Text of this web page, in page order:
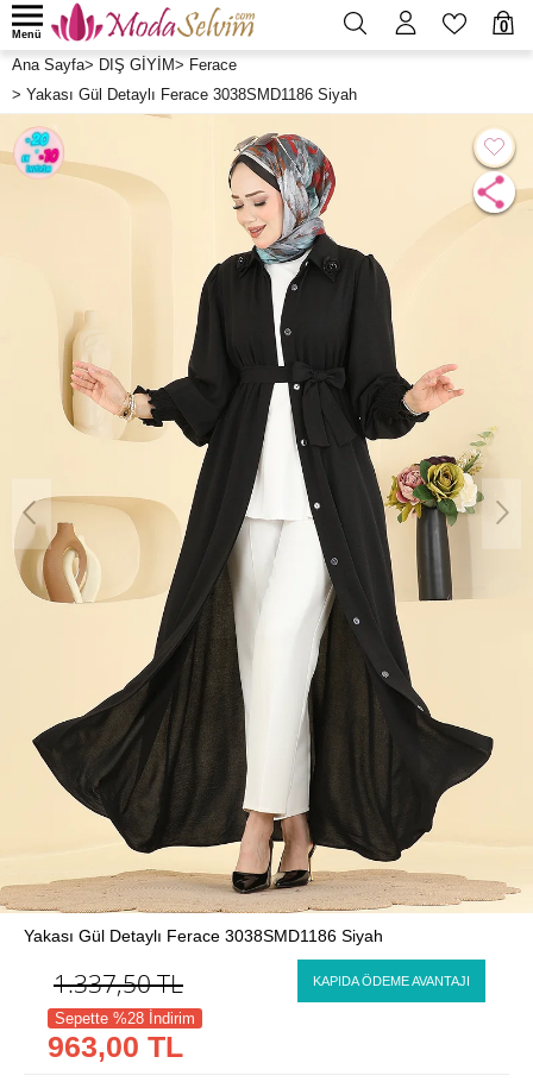
0
Menü
Ana Sayfa> DIŞ GİYİM> Ferace
> Yakası Gül Detaylı Ferace 3038SMD1186 Siyah
Yakası Gül Detaylı Ferace 3038SMD1186 Siyah
1.337,50TL KAPIDA ÖDEME AVANTAJI
Sepette %28 İndirim
963,00 TL